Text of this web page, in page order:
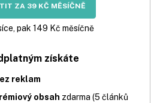
ZA 39 KČ MĚSÍČNĚ
pak 149 Kč měsíčně
získáte
reklam
obsah zdarma (5 článků